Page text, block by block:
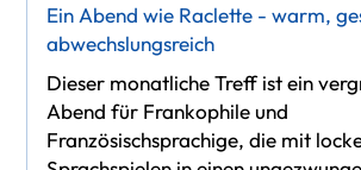
Ein Abend wie Raclette - warm,
abwechslungsreich
Dieser monatliche Treff ist ein
Abend für Frankophile und
Französischsprachige, die mit